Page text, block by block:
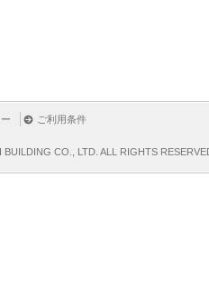
ご利用条件
BUILDING CO., LTD. ALL RIGHTS